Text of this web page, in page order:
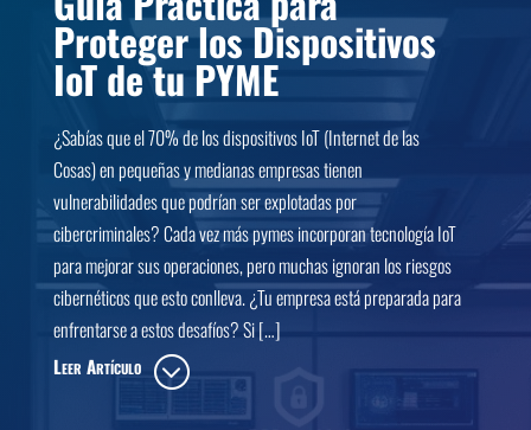
Proteger los Dispositivos
IoT de tu PYME
¿Sabías que el 70% de los dispositivos IoT (Internet de las
Cosas) en pequeñas y medianas empresas tienen
vulnerabilidades que podrían ser explotadas por
cibercriminales? Cada vez más pymes incorporan tecnología IoT
para mejorar sus operaciones, pero muchas ignoran los riesgos
cibernéticos que esto conlleva. ¿Tu empresa está preparada para
enfrentarse a estos desafíos? Si […]
Leer Artículo